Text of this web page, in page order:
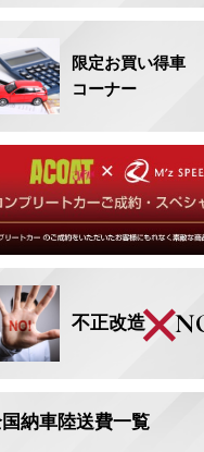
限定お買い得車
コーナー
不正改造×
納車陸送費一覧